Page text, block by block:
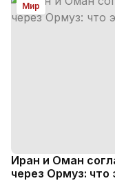
Мир
Иран и Оман
через Ормуз: что